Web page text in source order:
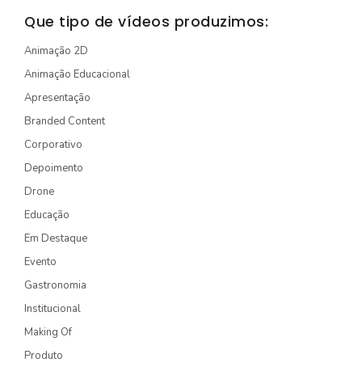
STORYTELLING
EDIÇÃO / CAPTAÇÃO
Que tipo de vídeos produzimos:
Animação 2D
Animação Educacional
Apresentação
Branded Content
Corporativo
Depoimento
Drone
Educação
Em Destaque
Evento
Gastronomia
Institucional
Making Of
Produto